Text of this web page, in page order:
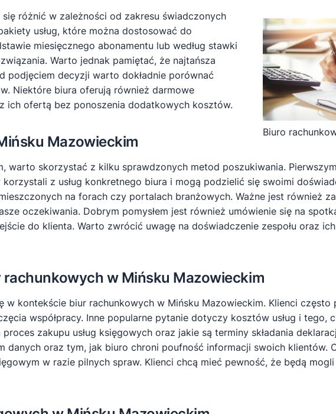
Biuro
różnić w zależności od zakresu świadczonych
usług, które można dostosować do
miesięcznego abonamentu lub według stawki
Warto jednak pamiętać, że najtańsza
podjęciem decyzji warto dokładnie porównać
Niektóre biura oferują również darmowe
ich ofertą bez ponoszenia dodatkowych kosztów.
Mazowieckim
warto skorzystać z kilku sprawdzonych metod poszukiwania.
z usług konkretnego biura i mogą podzielić się swoimi
na forach czy portalach branżowych. Ważne jest również
oczekiwania. Dobrym pomysłem jest również umówienie się na
do klienta. Warto zwrócić uwagę na doświadczenie zespołu oraz
w Mińsku Mazowieckim
kontekście biur rachunkowych w Mińsku Mazowieckim. Klienci często
współpracy. Inne popularne pytanie dotyczy kosztów usług i tego,
zakupu usług księgowych oraz jakie są terminy składania
oraz tym, jak biuro chroni poufność informacji swoich klientów.
w razie pilnych spraw. Klienci chcą mieć pewność, że będą